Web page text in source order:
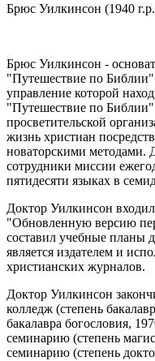
Брюс Уилкинсон (1940
Брюс Уилкинсон -
"Путешествие по Библии"
управление которой
"Путешествие по Библии"
просветительской
жизнь христиан
новаторскими методами.
сотрудники миссии
пятидесяти языках в
Доктор Уилкинсон
"Обновленную версию
составил учебные
является издателем и
христианских журналов.
Доктор Уилкинсон
колледж (степень
бакалавра богословия,
семинарию (степень
семинарию (степень